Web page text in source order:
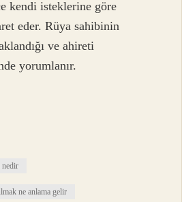
kendi isteklerine göre
eder. Rüya sahibinin
ve ahireti
yorumlanır.
nedir
ne anlama gelir